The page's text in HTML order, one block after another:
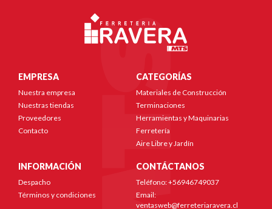
EMPRESA
Nuestra empresa
Nuestras tiendas
Proveedores
Contacto
CATEGORÍAS
Materiales de Construcción
Terminaciones
Herramientas y Maquinarias
Ferretería
Aire Libre y Jardín
INFORMACIÓN
Despacho
Términos y condiciones
CONTÁCTANOS
Teléfono: +56946749037
Email:
ventasweb@ferreteriaravera.cl